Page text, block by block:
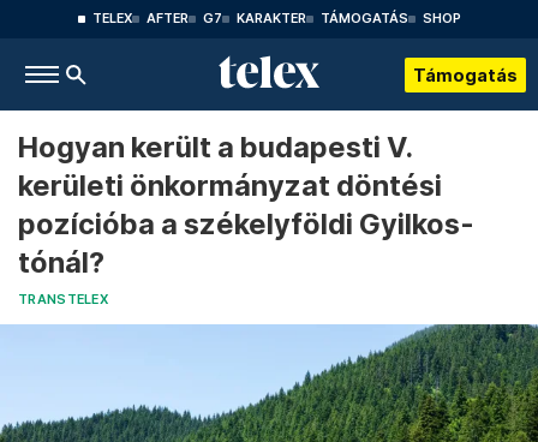
TELEX AFTER G7 KARAKTER TÁMOGATÁS SHOP
Támogatás
Hogyan került a budapesti V.
kerületi önkormányzat döntési
pozícióba a székelyföldi Gyilkos-
tónál?
TRANSTELEX